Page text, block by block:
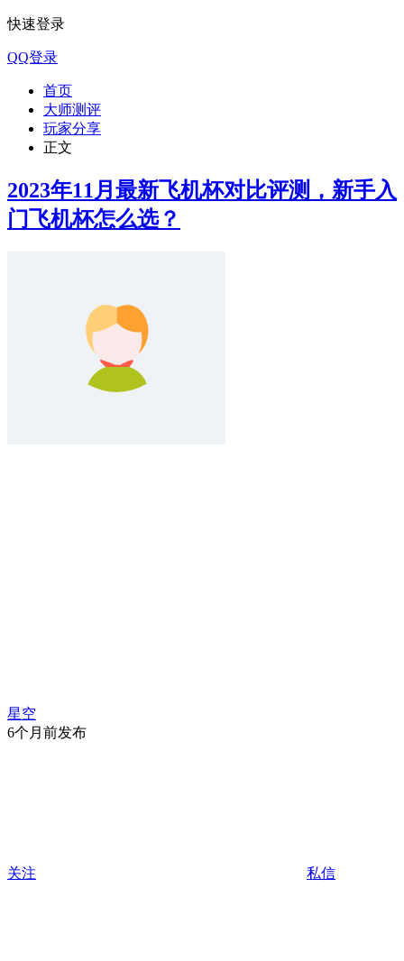
快速登录
QQ登录
首页
大师测评
玩家分享
正文
2023年11月最新飞机杯对比评测，新手入
门飞机杯怎么选？
星空
6个月前发布
关注 私信